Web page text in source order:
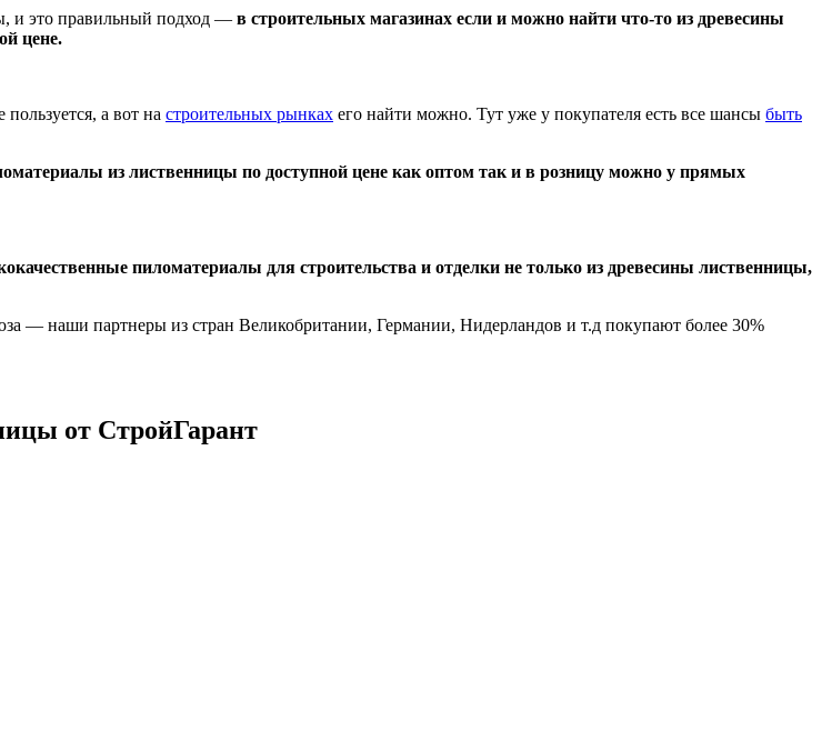
и это правильный подход — в строительных магазинах если и можно найти что-то из древесины
цене.
а вот на строительных рынках его найти можно. Тут уже у покупателя есть все шансы быть
из лиственницы по доступной цене как оптом так и в розницу можно у прямых
пиломатериалы для строительства и отделки не только из древесины лиственницы,
— наши партнеры из стран Великобритании, Германии, Нидерландов и т.д покупают более 30%
от СтройГарант